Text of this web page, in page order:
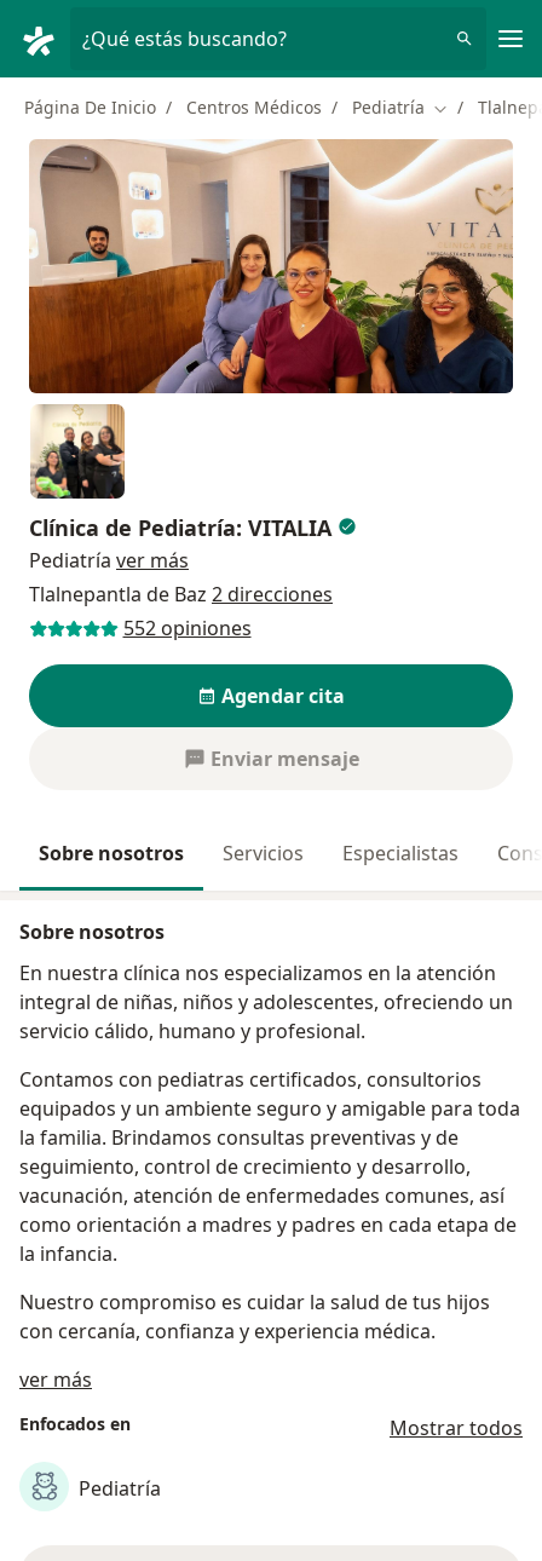
¿Qué estás buscando?
Página De Inicio Centros Médicos Pediatría Cambiar de
Clínica de Pediatría: VITALIA
Pediatría ver más
Tlalnepantla de Baz 2 direcciones
552 opiniones
Agendar cita
Enviar mensaje
Sobre nosotros Servicios Especialistas
Sobre nosotros
En nuestra clínica nos especializamos en la atención
integral de niñas, niños y adolescentes, ofreciendo un
servicio cálido, humano y profesional.
Contamos con pediatras certificados, consultorios
equipados y un ambiente seguro y amigable para toda
la familia. Brindamos consultas preventivas y de
seguimiento, control de crecimiento y desarrollo,
vacunación, atención de enfermedades comunes, así
como orientación a madres y padres en cada etapa de
la infancia.
Nuestro compromiso es cuidar la salud de tus hijos
con cercanía, confianza y experiencia médica.
ver más
Enfocados en Mostrar todos
Pediatría